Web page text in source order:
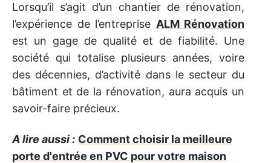
Lorsqu’il s’agit d’un chantier de rénovation,
l’expérience de l’entreprise ALM Rénovation
est un gage de qualité et de fiabilité. Une
société qui totalise plusieurs années, voire
des décennies, d’activité dans le secteur du
bâtiment et de la rénovation, aura acquis un
savoir-faire précieux.
A lire aussi : Comment choisir la meilleure
porte d'entrée en PVC pour votre maison